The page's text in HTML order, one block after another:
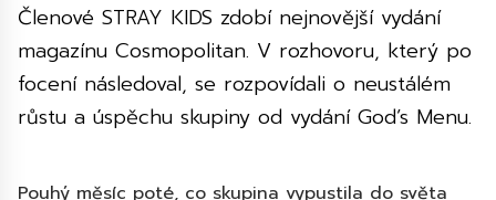
Členové STRAY KIDS zdobí nejnovější vydání
magazínu Cosmopolitan. V rozhovoru, který po
focení následoval, se rozpovídali o neustálém
růstu a úspěchu skupiny od vydání God’s Menu.
Pouhý měsíc poté, co skupina vypustila do světa